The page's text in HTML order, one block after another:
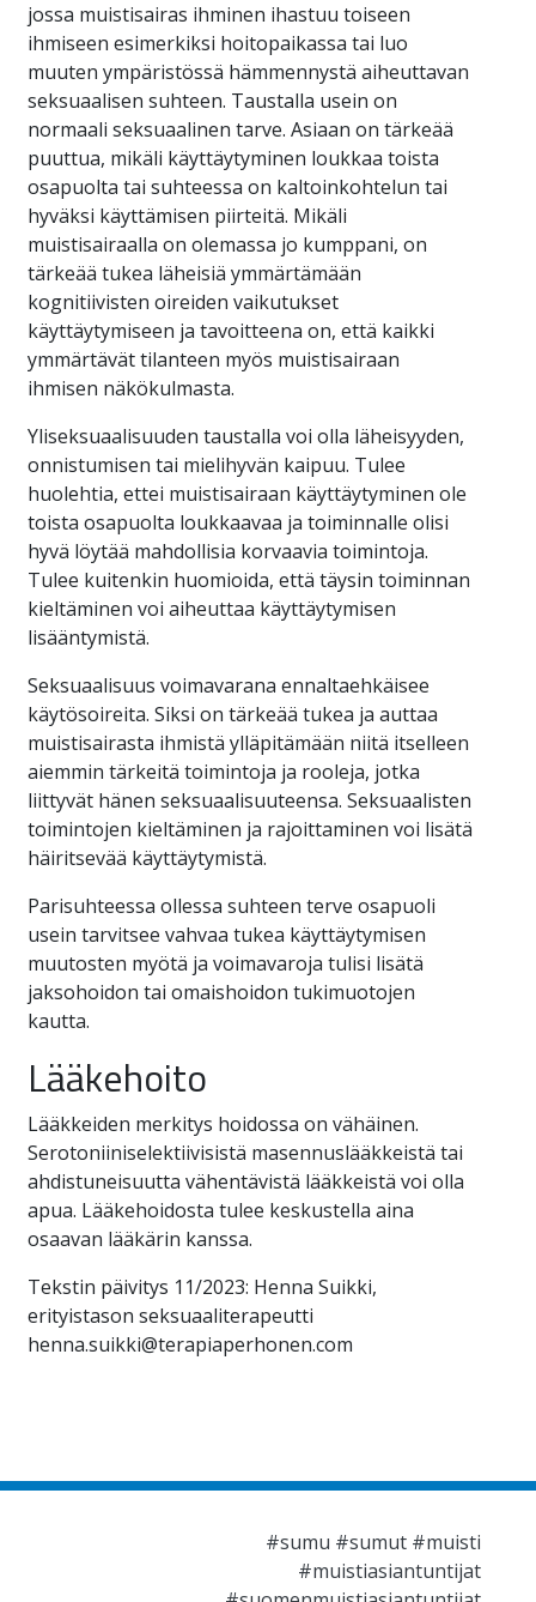
jossa muistisairas ihminen ihastuu toiseen
ihmiseen esimerkiksi hoitopaikassa tai luo
muuten ympäristössä hämmennystä aiheuttavan
seksuaalisen suhteen. Taustalla usein on
normaali seksuaalinen tarve. Asiaan on tärkeää
puuttua, mikäli käyttäytyminen loukkaa toista
osapuolta tai suhteessa on kaltoinkohtelun tai
hyväksi käyttämisen piirteitä. Mikäli
muistisairaalla on olemassa jo kumppani, on
tärkeää tukea läheisiä ymmärtämään
kognitiivisten oireiden vaikutukset
käyttäytymiseen ja tavoitteena on, että kaikki
ymmärtävät tilanteen myös muistisairaan
ihmisen näkökulmasta.
Yliseksuaalisuuden taustalla voi olla läheisyyden,
onnistumisen tai mielihyvän kaipuu. Tulee
huolehtia, ettei muistisairaan käyttäytyminen ole
toista osapuolta loukkaavaa ja toiminnalle olisi
hyvä löytää mahdollisia korvaavia toimintoja.
Tulee kuitenkin huomioida, että täysin toiminnan
kieltäminen voi aiheuttaa käyttäytymisen
lisääntymistä.
Seksuaalisuus voimavarana ennaltaehkäisee
käytösoireita. Siksi on tärkeää tukea ja auttaa
muistisairasta ihmistä ylläpitämään niitä itselleen
aiemmin tärkeitä toimintoja ja rooleja, jotka
liittyvät hänen seksuaalisuuteensa. Seksuaalisten
toimintojen kieltäminen ja rajoittaminen voi lisätä
häiritsevää käyttäytymistä.
Parisuhteessa ollessa suhteen terve osapuoli
usein tarvitsee vahvaa tukea käyttäytymisen
muutosten myötä ja voimavaroja tulisi lisätä
jaksohoidon tai omaishoidon tukimuotojen
kautta.
Lääkehoito
Lääkkeiden merkitys hoidossa on vähäinen.
Serotoniiniselektiivisistä masennuslääkkeistä tai
ahdistuneisuutta vähentävistä lääkkeistä voi olla
apua. Lääkehoidosta tulee keskustella aina
osaavan lääkärin kanssa.
Tekstin päivitys 11/2023: Henna Suikki,
erityistason seksuaaliterapeutti
henna.suikki@terapiaperhonen.com
#sumu #sumut #muisti
#muistiasiantuntijat